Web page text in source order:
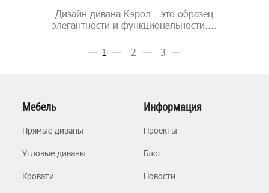
Дизайн дивана Кэрол - это образец
элегантности и функциональности....
1 2 3
Мебель
Прямые диваны
Угловые диваны
Кровати
Информация
Проекты
Блог
Новости